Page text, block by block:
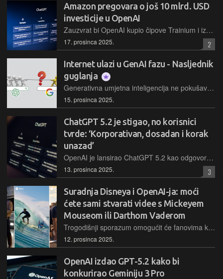
Amazon pregovara o još 10 mlrd. USD
investicije u OpenAI
Zauzvrat bi OpenAI kupio čipove Trainium i iznajmio dodatne kapacitete podatkovnih centara kojima upravlja Amazon Web Services. Amazon i dalje ne bi imao pristup najnaprednijim modelima.
17. prosinca 2025. 2
Internet ulazi u GenAI fazu - Nasljednik
guglanja
Generativna umjetna inteligencija ne pokušava samo zamijeniti pretraživanje, već mijenja način kako komuniciramo preko Interneta. Google Chrome nudi nam u pretraživanju niz linkova, dok nam ChatGPT nudi dijalog, odnosno potpuno drugačiji pristup Internetu
15. prosinca 2025.
ChatGPT 5.2 je stigao, no korisnici
tvrde: ‘Korporativan, dosadan i korak
unazad’
OpenAI je lansirao ChatGPT 5.2 kao odgovor na Googleov Gemini, no prve reakcije korisnika izrazito su negativne
13. prosinca 2025. 3
Suradnja Disneya i OpenAI-ja: moći
ćete sami stvarati videe s Mickeyem
Mouseom ili Darthom Vaderom
Trogodišnji sporazum omogućit će fanovima kreiranje videa s više od 200 likova putem alata Sora, dok Disney postaje jedan od ključnih investitora u OpenAI s ciljem razvoja novih proizvoda i iskustava
12. prosinca 2025.
OpenAI izdao GPT-5.2 kako bi
konkurirao Geminiju 3 Pro